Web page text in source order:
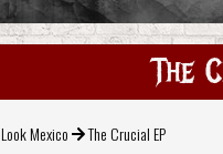
The
Look Mexico The Crucial EP